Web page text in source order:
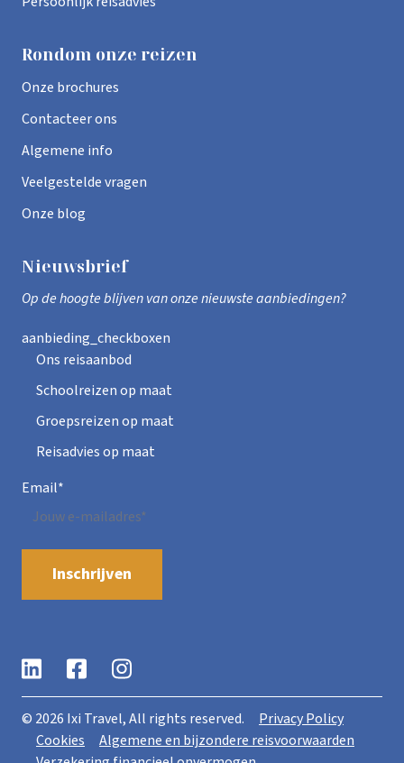
Rondom onze reizen
Onze brochures
Contacteer ons
Algemene info
Veelgestelde vragen
Onze blog
Nieuwsbrief
Op de hoogte blijven van onze nieuwste aanbiedingen?
aanbieding_checkboxen
Ons reisaanbod
Schoolreizen op maat
Groepsreizen op maat
Reisadvies op maat
Email*
© 2026 Ixi Travel, All rights reserved.
Privacy Policy
Cookies
Algemene en bijzondere reisvoorwaarden